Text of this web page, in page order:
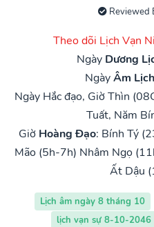
Reviewed
Theo dõi Lịch Vạn
Ngày Dương
NgàyÂm Lịch
Ngày Hắc đạo, Giờ Thìn
Tuất, Năm
Giờ Hoàng Đạo: Bính Tý
Mão (5h-7h) Nhâm Ngọ
Ất Dậu
Lịch âm ngày 8 tháng 10
lịch vạn sự 8-10-2046